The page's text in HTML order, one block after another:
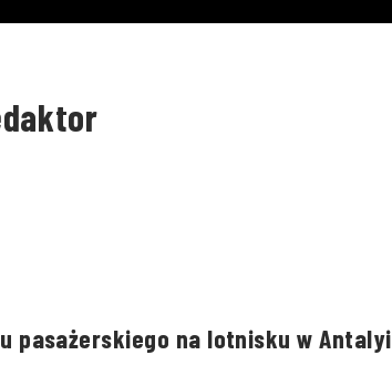
pasażerskiego na lotnisku w Antalyi